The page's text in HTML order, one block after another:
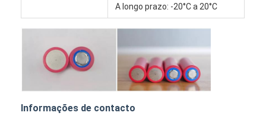
bateria recarregável lanterna
Bateria de Li Mno2
A longo prazo: -20°C a 20°C
Informações de contacto